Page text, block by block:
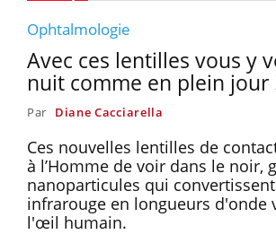
Ophtalmologie
Avec ces lentilles vous y
nuit comme en plein jour
Par Diane Cacciarella
Ces nouvelles lentilles de
à l’Homme de voir dans le noir,
nanoparticules qui
infrarouge en longueurs d'onde
l'œil humain.